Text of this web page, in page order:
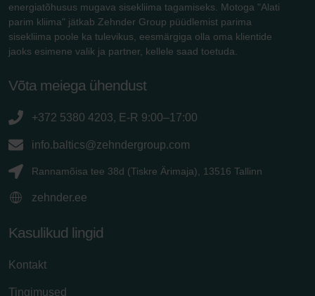
energiatõhusus mugava sisekliima tagamiseks. Motoga "Alati
parim kliima" jätkab Zehnder Group püüdlemist parima
sisekliima poole ka tulevikus, eesmärgiga olla oma klientide
jaoks esimene valik ja partner, kellele saad toetuda.
Võta meiega ühendust
+372 5380 4203, E-R 9:00–17:00
info.baltics@zehndergroup.com
Rannamõisa tee 38d (Tiskre Ärimaja), 13516 Tallinn
zehnder.ee
Kasulikud lingid
Kontakt
Tingimused